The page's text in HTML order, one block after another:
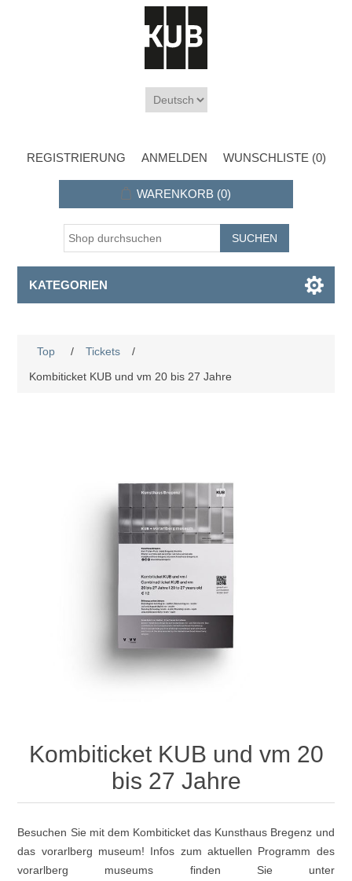
REGISTRIERUNG ANMELDEN WUNSCHLISTE (0)
WARENKORB (0)
KATEGORIEN
Top / Tickets
/
Kombiticket KUB und vm 20 bis 27 Jahre
Kombiticket KUB und vm 20
bis 27 Jahre
Besuchen Sie mit dem Kombiticket das Kunsthaus Bregenz und
das vorarlberg museum! Infos zum aktuellen Programm des
vorarlberg museums finden Sie unter